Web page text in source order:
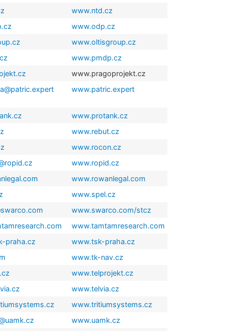
www.ntd.cz
www.odp.cz
www.oltisgroup.cz
www.pmdp.cz
www.pragoprojekt.cz
www.patric.expert
www.protank.cz
www.rebut.cz
www.rocon.cz
www.ropid.cz
www.rowanlegal.com
www.spel.cz
www.swarco.com/stcz
www.tamtamresearch.com
praha.cz
www.tsk-praha.cz
www.tk-nav.cz
www.telprojekt.cz
www.telvia.cz
www.tritiumsystems.cz
www.uamk.cz